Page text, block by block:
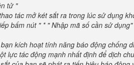
tử "
tác mở két sắt ra trong lúc sử dụng
bấm nút " * " Nhập mã số cần sử
kích hoạt tính năng báo động chống di
lực tác động mạnh nhất định để dịch